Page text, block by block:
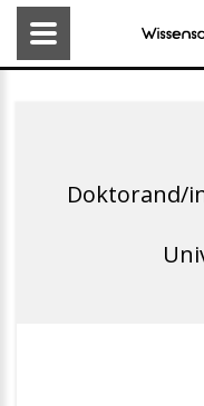
Doktorand/